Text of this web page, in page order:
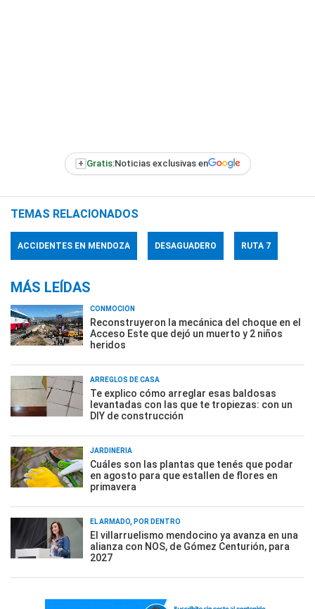
+ Gratis:Noticias exclusivas en
TEMAS RELACIONADOS
ACCIDENTES EN MENDOZA DESAGUADERO RUTA 7
MÁS LEÍDAS
CONMOCIÓN
Reconstruyeron la mecánica del choque en el
Acceso Este que dejó un muerto y 2 niños
heridos
ARREGLOS DE CASA
Te explico cómo arreglar esas baldosas
levantadas con las que te tropiezas: con un
DIY de construcción
JARDINERÍA
Cuáles son las plantas que tenés que podar
en agosto para que estallen de flores en
primavera
EL ARMADO, POR DENTRO
El villarruelismo mendocino ya avanza en una
alianza con NOS, de Gómez Centurión, para
2027